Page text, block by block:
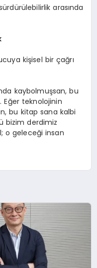
arasında
kişisel bir çağrı
kaybolmuşsan, bu
Eğer teknolojinin
bu kitap sana kalbi
bizim derdimiz
o geleceği insan